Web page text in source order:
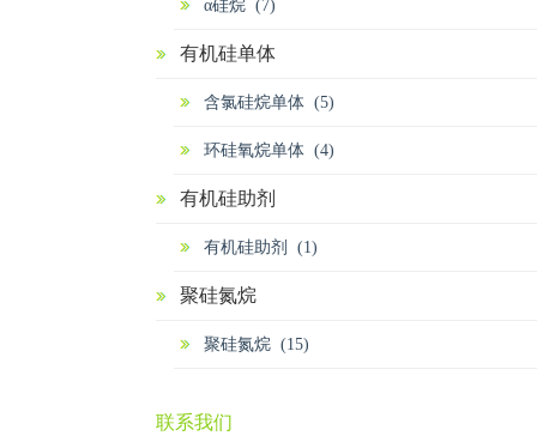
α硅烷 (7)
有机硅单体
含氯硅烷单体 (5)
环硅氧烷单体 (4)
有机硅助剂
有机硅助剂 (1)
聚硅氮烷
聚硅氮烷 (15)
联系我们